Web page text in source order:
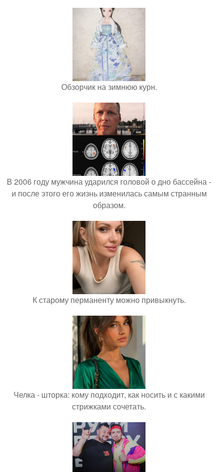
Обзорчик на зимнюю курн.
В 2006 году мужчина ударился головой о дно бассейна -
и после этого его жизнь изменилась самым странным
образом.
К старому перманенту можно привыкнуть.
Челка - шторка: кому подходит, как носить и с какими
стрижками сочетать.